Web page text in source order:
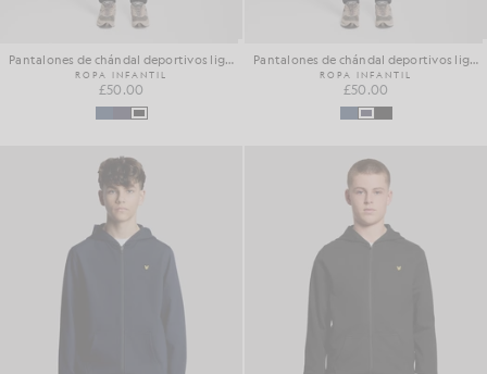
Pantalones de chándal deportivos ligeros
ROPA INFANTIL
£50.00
Pantalones de chándal deportivos ligeros
ROPA INFANTIL
£50.00